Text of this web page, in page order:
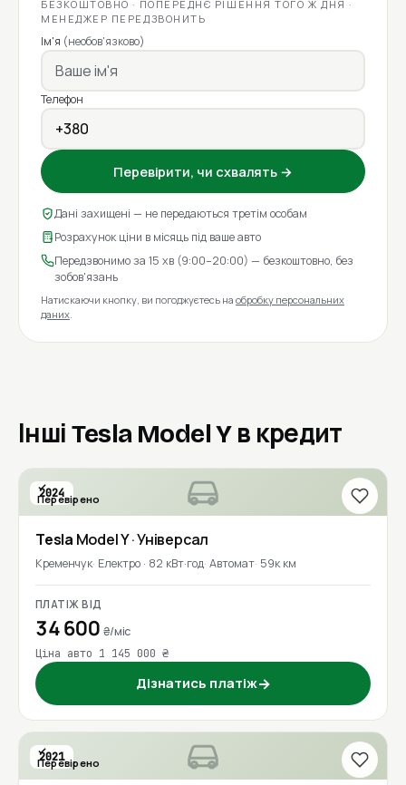
БЕЗКОШТОВНО · ПОПЕРЕДНЄ РІШЕННЯ ТОГО Ж ДНЯ ·
МЕНЕДЖЕР ПЕРЕДЗВОНИТЬ
Ім'я (необов'язково)
Телефон
Перевірити, чи схвалять →
Дані захищені — не передаються третім особам
Розрахунок ціни в місяць під ваше авто
Передзвонимо за 15 хв (9:00–20:00) — безкоштовно, без
зобов'язань
Натискаючи кнопку, ви погоджуєтесь на обробку персональних
даних.
Інші Tesla Model Y в кредит
2024
Перевірено
Tesla Model Y· Універсал
Кременчук Електро · 82 кВт·год Автомат 59к км
ПЛАТІЖ ВІД
34 600 ₴/міс
Ціна авто 1 145 000 ₴
Дізнатись платіж→
2021
Перевірено